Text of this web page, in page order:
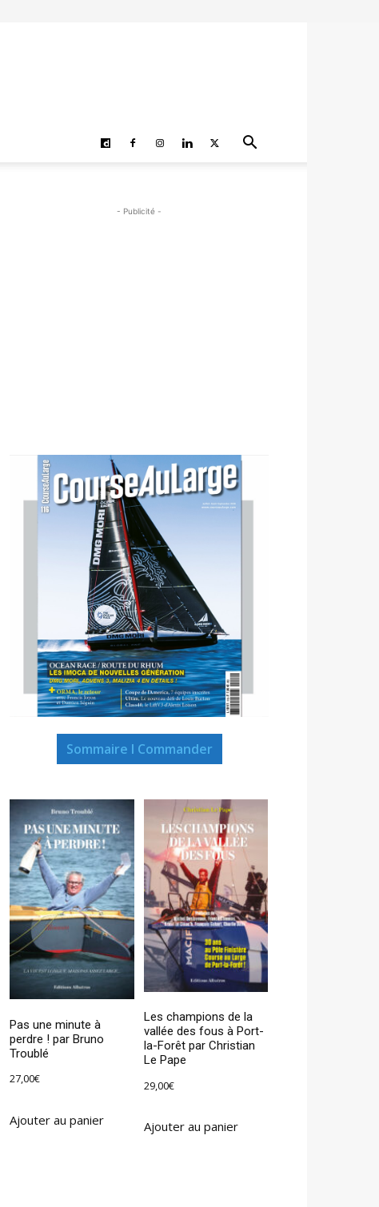
- Publicité -
Sommaire I Commander
Pas une minute à
perdre ! par Bruno
Troublé
27,00€
Ajouter au panier
Les champions de la
vallée des fous à Port-
la-Forêt par Christian
Le Pape
29,00€
Ajouter au panier